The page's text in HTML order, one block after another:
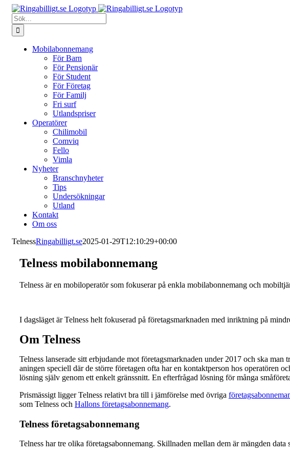
Fortsätt
innehållet
Sök
efter:
Mobilabonnemang
För Barn
För Pensionär
För Student
För Företag
För Familj
Fri surf
Utlandspriser
Operatörer
Chilimobil
Comviq
Fello
Vimla
Nyheter
Branschnyheter
Tips
Undersökningar
Utland
Kontakt
Om oss
TelnessRingabilligt.se2025-01-29T12:10:29+00:00
Telness mobilabonnemang
Telness är en mobiloperatör som fokuserar på enkla mobilabonnemang och
I dagsläget är Telness helt fokuserad på företagsmarknaden med inriktning på
Om Telness
Telness lanserade sitt erbjudande mot företagsmarknaden under 2017 och ska
aningen speciell där de större företagen ofta har en kontaktperson hos operatören
lösning själv genom ett enkelt gränssnitt. En efterfrågad lösning för många
Prismässigt ligger Telness relativt bra till i jämförelse med övriga
som Telness och Hallons företagsabonnemang.
Telness företagsabonnemang
Telness har tre olika företagsabonnemang. Skillnaden mellan dem är mängden